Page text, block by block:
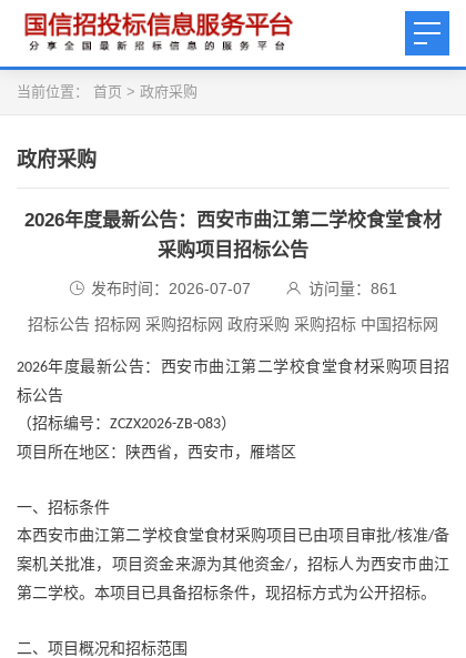
当前位置： 首页 > 政府采购
政府采购
2026年度最新公告：西安市曲江第二学校食堂食材
采购项目招标公告
发布时间：2026-07-07 访问量： 861
招标公告 招标网 采购招标网 政府采购 采购招标 中国招标网
2026年度最新公告： 西安市曲江第二学校食堂食材采购项目招
标公告
（招标编号： ZCZX2026-ZB-083）
项目所在地区：陕西省，西安市，雁塔区
一、招标条件
本西安市曲江第二学校食堂食材采购项目已由项目审批/核准/备
案机关批准，项目资金来源为其他资金/，招标人为西安市曲江
第二学校。本项目已具备招标条件，现招标方式为公开招标。
二、项目概况和招标范围